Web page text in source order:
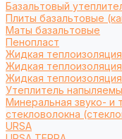
Базальтовый
Плиты базальтовые
Маты базальтовые
Пенопласт
Жидкая теплоизоляция
Жидкая
Жидкая
Утеплитель
Минеральная звуко- и
стекловолокна
URSA